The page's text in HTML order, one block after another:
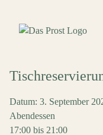
Datum: 3. September
Abendessen
17:00 bis 21:00